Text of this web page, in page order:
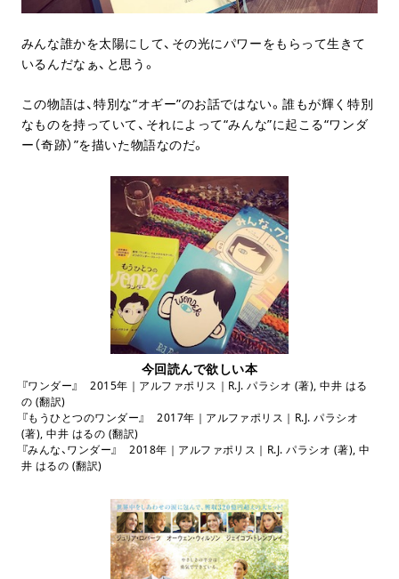
みんな誰かを太陽にして、その光にパワーをもらって生きて
いるんだなぁ、と思う。
この物語は、特別な“オギー”のお話ではない。誰もが輝く特別
なものを持っていて、それによって“みんな”に起こる“ワンダ
ー（奇跡）”を描いた物語なのだ。
今回読んで欲しい本
『ワンダー』 2015年｜アルファポリス｜ R.J.パラシオ (著),中井 はる
の (翻訳)
『もうひとつのワンダー』 2017年｜アルファポリス｜ R.J.パラシオ
(著),中井 はるの (翻訳)
『みんな、ワンダー』 2018年｜アルファポリス｜ R.J.パラシオ (著),中
井 はるの (翻訳)